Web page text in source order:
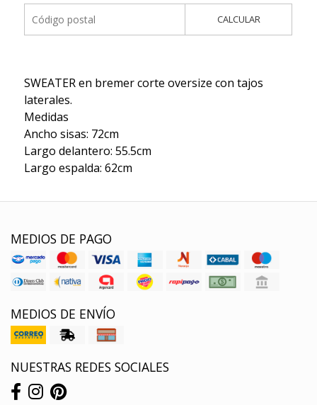
CALCULAR
SWEATER en bremer corte oversize con tajos
laterales.
Medidas
Ancho sisas: 72cm
Largo delantero: 55.5cm
Largo espalda: 62cm
MEDIOS DE PAGO
MEDIOS DE ENVÍO
NUESTRAS REDES SOCIALES